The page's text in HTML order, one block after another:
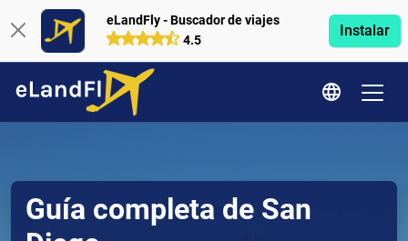
eLandFly - Buscador de viajes
4.5
Instalar
Guía completa de San